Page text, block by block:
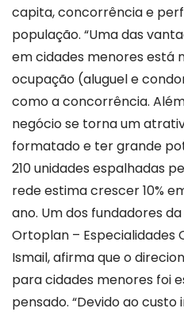
capita, concorrência e
população. “Uma das
em cidades menores está
ocupação (aluguel e
como a concorrência.
negócio se torna um
formatado e ter grande
210 unidades espalhadas
rede estima crescer 10%
ano. Um dos fundadores
Ortoplan – Especialidades
Ismail, afirma que o
para cidades menores foi
pensado. “Devido ao